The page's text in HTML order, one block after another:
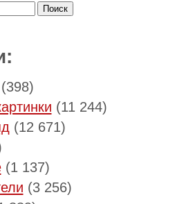
(398)
(11 244)
(12 671)
(1 137)
(3 256)